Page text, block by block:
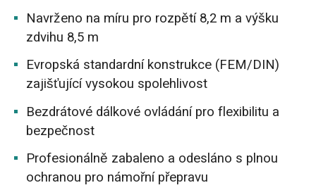
Navrženo na míru pro rozpětí 8,2 m a výšku
zdvihu 8,5 m
Evropská standardní konstrukce (FEM/DIN)
zajišťující vysokou spolehlivost
Bezdrátové dálkové ovládání pro flexibilitu a
bezpečnost
Profesionálně zabaleno a odesláno s plnou
ochranou pro námořní přepravu